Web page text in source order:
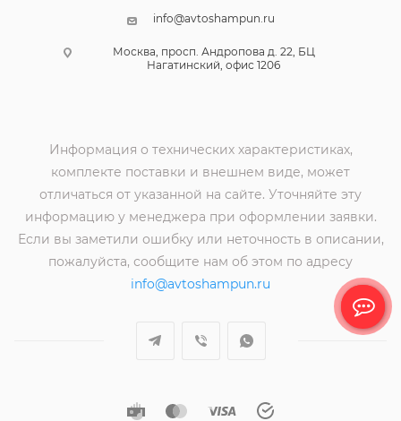
info@avtoshampun.ru
Москва, просп. Андропова д. 22, БЦ
Нагатинский, офис 1206
Информация о технических характеристиках,
комплекте поставки и внешнем виде, может
отличаться от указанной на сайте. Уточняйте эту
информацию у менеджера при оформлении заявки.
Если вы заметили ошибку или неточность в описании,
пожалуйста, сообщите нам об этом по адресу
info@avtoshampun.ru